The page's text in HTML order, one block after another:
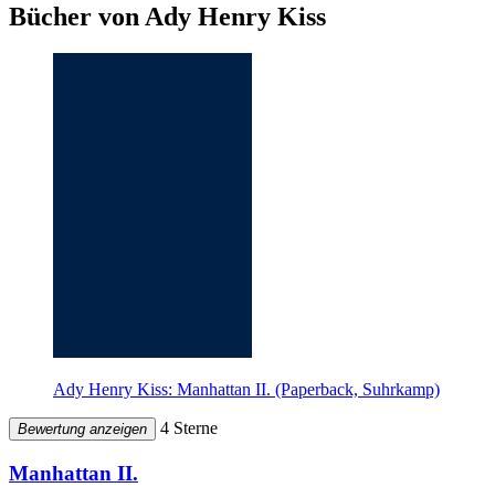
Bücher von Ady Henry Kiss
Ady Henry Kiss: Manhattan II. (Paperback, Suhrkamp)
Bewertung anzeigen 4 Sterne
Manhattan II.